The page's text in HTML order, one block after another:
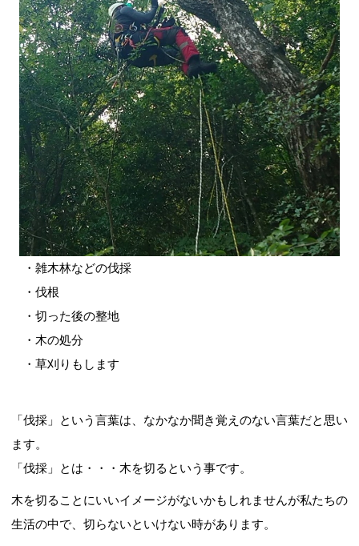
工務店・ビルダーの方
・雑木林などの伐採
・伐根
・切った後の整地
・木の処分
・草刈りもします
「伐採」という言葉は、なかなか聞き覚えのない言葉だと思い
ます。
「伐採」とは・・・木を切るという事です。
木を切ることにいいイメージがないかもしれませんが私たちの
生活の中で、切らないといけない時があります。